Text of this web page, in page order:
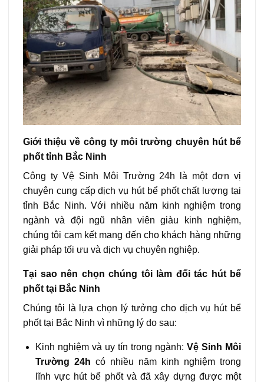
Giới thiệu về công ty môi trường chuyên hút bể
phốt tỉnh Bắc Ninh
Công ty Vệ Sinh Môi Trường 24h là một đơn vị
chuyên cung cấp dịch vụ hút bể phốt chất lượng tại
tỉnh Bắc Ninh. Với nhiều năm kinh nghiệm trong
ngành và đội ngũ nhân viên giàu kinh nghiệm,
chúng tôi cam kết mang đến cho khách hàng những
giải pháp tối ưu và dịch vụ chuyên nghiệp.
Tại sao nên chọn chúng tôi làm đối tác hút bể
phốt tại Bắc Ninh
Chúng tôi là lựa chọn lý tưởng cho dịch vụ hút bể
phốt tại Bắc Ninh vì những lý do sau:
Kinh nghiệm và uy tín trong ngành: Vệ Sinh Môi
Trường 24h có nhiều năm kinh nghiệm trong
lĩnh vực hút bể phốt và đã xây dựng được một